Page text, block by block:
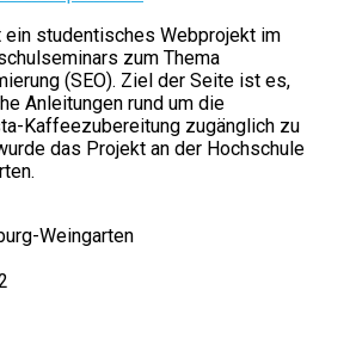
studentisches Webprojekt im
zum Thema
(SEO). Ziel der Seite ist es,
Anleitungen rund um die
Kaffeezubereitung zugänglich zu
das Projekt an der Hochschule
Weingarten